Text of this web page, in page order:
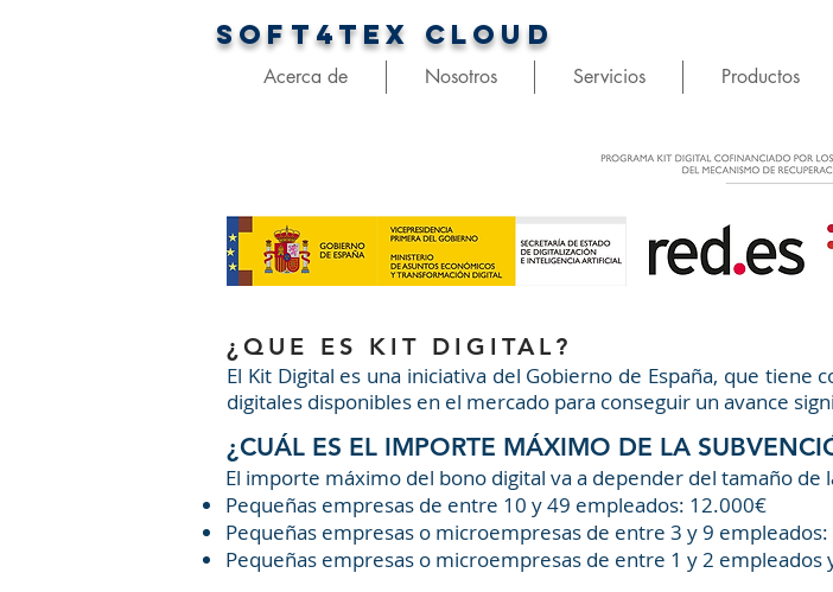
SOFT4TEX CLOUD
Acerca de Nosotros Servicios Productos
¿QUE ES KIT DIGITAL?
El Kit Digital es una iniciativa del Gobierno de España, que
digitales disponibles en el mercado para conseguir un avance
¿CUÁL ES EL IMPORTE MÁXIMO DE LA
El importe máximo del bono digital va a depender del tamaño de
Pequeñas empresas de entre 10 y 49 empleados: 12.000€
Pequeñas empresas o microempresas de entre 3 y 9
Pequeñas empresas o microempresas de entre 1 y 2